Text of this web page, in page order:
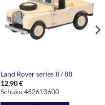
Land Rover series II / 88
12,90€
Schuko 452613600